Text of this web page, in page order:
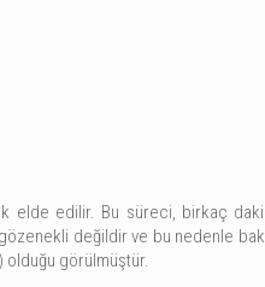
elde edilir. Bu süreci, birkaç
değildir ve bu nedenle
olduğu görülmüştür.